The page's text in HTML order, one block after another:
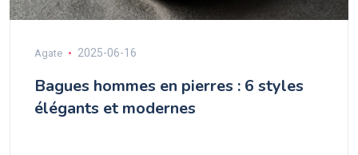
Agate 2025-06-16
Bagues hommes en pierres : 6 styles
élégants et modernes